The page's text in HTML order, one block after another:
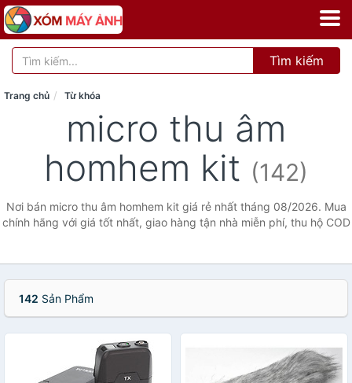
Tìm kiếm
Trang chủ Từ khóa
micro thu âm
homhem kit (142)
Nơi bán micro thu âm homhem kit giá rẻ nhất tháng 08/2026. Mua
chính hãng với giá tốt nhất, giao hàng tận nhà miễn phí, thu hộ COD
142 Sản Phẩm